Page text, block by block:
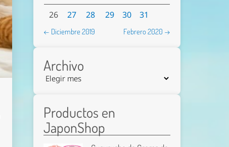
26
27 28 29 30 31
← Diciembre 2019 Febrero 2020 →
Archivo
Productos en
JaponShop